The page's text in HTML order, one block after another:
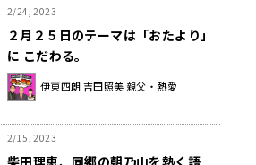
2/24, 2023
２月２５日のテーマは「おたより」
に こだわる。
伊東四朗 吉田照美 親父・熱愛
2/15, 2023
柴田理恵、同郷の朝乃山を熱く語